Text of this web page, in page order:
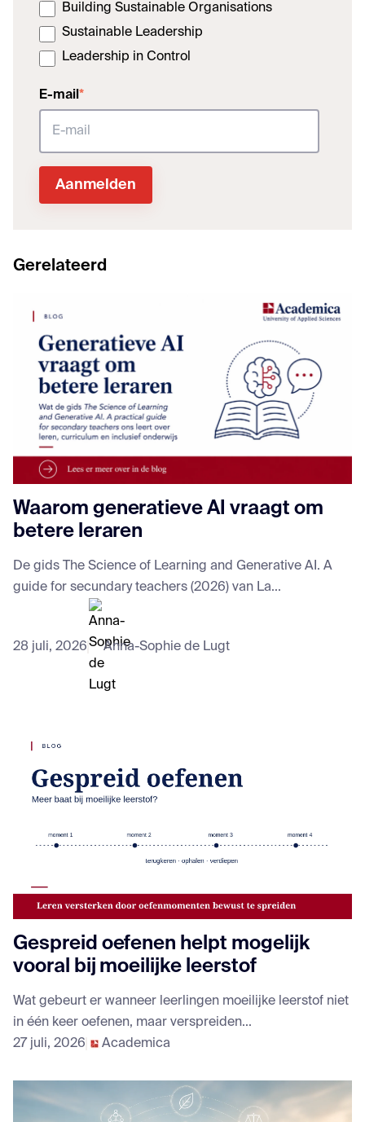
Building Sustainable Organisations
Sustainable Leadership
Leadership in Control
E-mail *
Gerelateerd
Waarom generatieve AI vraagt om
betere leraren
De gids The Science of Learning and Generative AI. A
guide for secundary teachers (2026) van La...
28 juli, 2026 Anna-Sophie de Lugt
Gespreid oefenen helpt mogelijk
vooral bij moeilijke leerstof
Wat gebeurt er wanneer leerlingen moeilijke leerstof niet
in één keer oefenen, maar verspreiden...
27 juli, 2026
Academica